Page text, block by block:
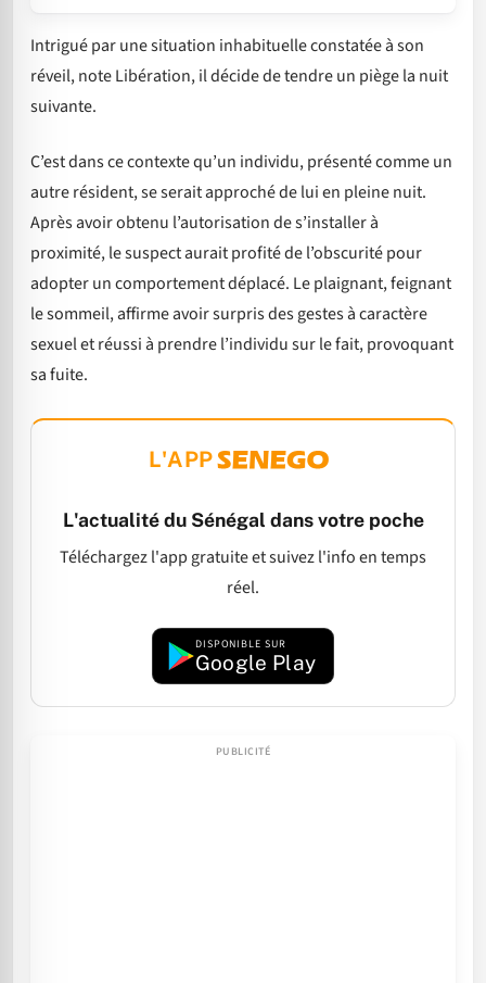
Intrigué par une situation inhabituelle constatée à son
réveil, note Libération, il décide de tendre un piège la nuit
suivante.
C’est dans ce contexte qu’un individu, présenté comme un
autre résident, se serait approché de lui en pleine nuit.
Après avoir obtenu l’autorisation de s’installer à
proximité, le suspect aurait profité de l’obscurité pour
adopter un comportement déplacé. Le plaignant, feignant
le sommeil, affirme avoir surpris des gestes à caractère
sexuel et réussi à prendre l’individu sur le fait, provoquant
sa fuite.
L'APP
L'actualité du Sénégal dans votre poche
Téléchargez l'app gratuite et suivez l'info en temps
réel.
DISPONIBLE SUR
Google Play